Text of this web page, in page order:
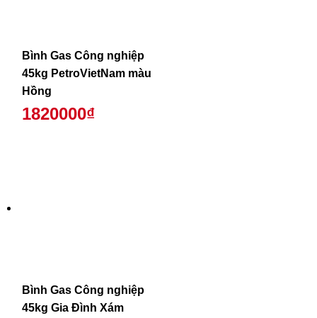
Bình Gas Công nghiệp
45kg PetroVietNam màu
Hồng
1820000₫
Bình Gas Công nghiệp
45kg Gia Đình Xám